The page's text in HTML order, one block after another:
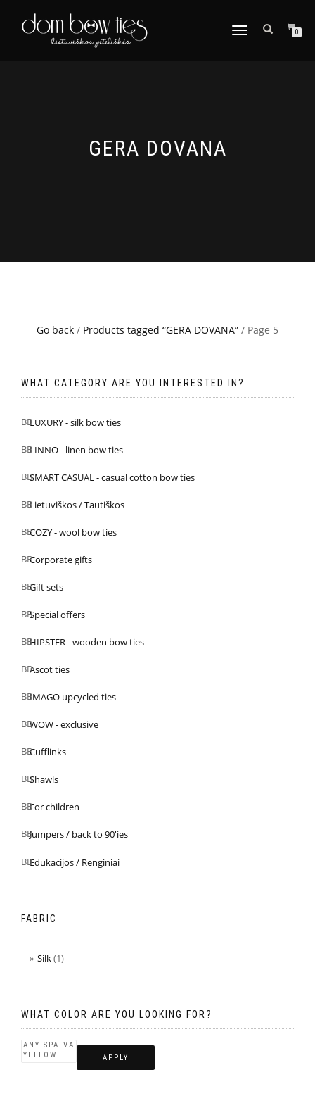
TOGGLE
0
GERA DOVANA
Go back / Products tagged “GERA DOVANA” / Page 5
WHAT CATEGORY ARE YOU INTERESTED IN?
LUXURY - silk bow ties
LINNO - linen bow ties
SMART CASUAL - casual cotton bow ties
Lietuviškos / Tautiškos
COZY - wool bow ties
Corporate gifts
Gift sets
Special offers
HIPSTER - wooden bow ties
Ascot ties
IMAGO upcycled ties
WOW - exclusive
Cufflinks
Shawls
For children
Jumpers / back to 90'ies
Edukacijos / Renginiai
FABRIC
Silk(1)
WHAT COLOR ARE YOU LOOKING FOR?
APPLY